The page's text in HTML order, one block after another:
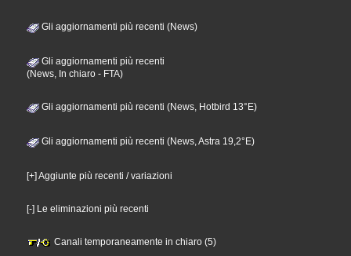
Gli aggiornamenti più recenti (News)
Gli aggiornamenti più recenti
(News, In chiaro - FTA)
Gli aggiornamenti più recenti (News, Hotbird 13°E)
Gli aggiornamenti più recenti (News, Astra 19,2°E)
[+] Aggiunte più recenti / variazioni
[-] Le eliminazioni più recenti
Canali temporaneamente in chiaro (5)